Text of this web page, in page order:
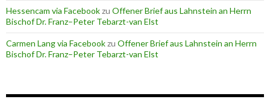
Hessencam via Facebookzu Offener Brief aus Lahnstein an Herrn
Bischof Dr. Franz–Peter Tebarzt-van Elst
Carmen Lang via Facebookzu Offener Brief aus Lahnstein an Herrn
Bischof Dr. Franz–Peter Tebarzt-van Elst